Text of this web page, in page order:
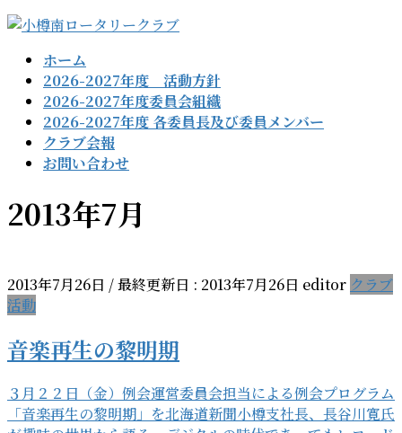
コ
ナ
動
ホーム
2026-2027年度 活動方針
2026-2027年度委員会組織
2026-2027年度 各委員長及び委員メンバー
クラブ会報
お問い合わせ
2013年7月
2013年7月26日 / 最終更新日 : 2013年7月26日 editor クラブ
活動
音楽再生の黎明期
３月２２日（金）例会運営委員会担当による例会プログラム
「音楽再生の黎明期」を北海道新聞小樽支社長、長谷川寛氏